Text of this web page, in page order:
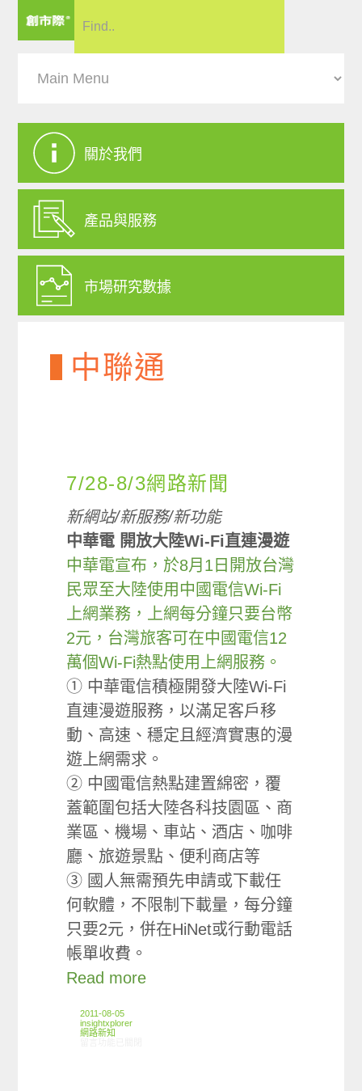
關於我們
產品與服務
市場研究數據
中聯通
7/28-8/3網路新聞
新網站/新服務/新功能
中華電 開放大陸Wi-Fi直連漫遊
中華電宣布，於8月1日開放台灣
民眾至大陸使用中國電信Wi-Fi
上網業務，上網每分鐘只要台幣
2元，台灣旅客可在中國電信12
萬個Wi-Fi熱點使用上網服務。
① 中華電信積極開發大陸Wi-Fi
直連漫遊服務，以滿足客戶移
動、高速、穩定且經濟實惠的漫
遊上網需求。
② 中國電信熱點建置綿密，覆
蓋範圍包括大陸各科技園區、商
業區、機場、車站、酒店、咖啡
廳、旅遊景點、便利商店等
③ 國人無需預先申請或下載任
何軟體，不限制下載量，每分鐘
只要2元，併在HiNet或行動電話
帳單收費。
Read more
2011-08-05
insightxplorer
網路新知